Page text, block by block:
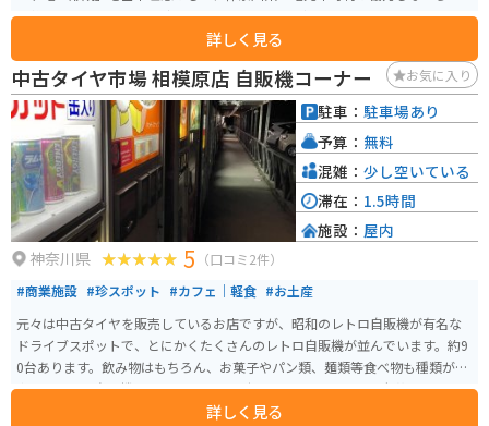
辺整備をしています。 「宮ヶ瀬湖畔エリア」「ダムサイトエリア」「鳥居原
エリア」の3つの地区に分かれており、エリアごとに見どころや施設などがあ
ります。水の郷交流館、カヌー場、野外音楽堂、遊覧船、ピクニック広場な
どがあり、一日中楽しめます。 周囲を巡る道路は景色が良く適度なワインデ
ィングのため、神奈川エリアの定番ツーリングコースで、週末になると駐車
場には沢山のライダーで賑わいます。
詳しく見る
中古タイヤ市場 相模原店 自販機コーナー お気に入り
神奈川県 5 （口コミ2件）
#商業施設 #珍スポット #カフェ｜軽食 #お土産
元々は中古タイヤを販売しているお店ですが、昭和のレトロ自販機が有名な
ドライブスポットで、とにかくたくさんのレトロ自販機が並んでいます。約9
0台あります。飲み物はもちろん、お菓子やパン類、麺類等食べ物も種類が豊
富です。また自販機コーナーなので24時間365日空いており、老若男女問わず
様々な年代の人達が楽しんでいます。詳しく見る
駐車： 駐車場あり
予算： 無料
混雑： 少し空いている
滞在： 1.5時間
施設： 屋内